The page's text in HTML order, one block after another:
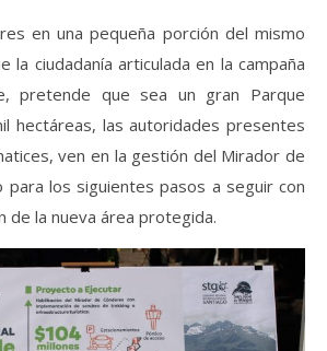
en una pequeña porción del mismo
la ciudadanía articulada en la campaña
pretende que sea un gran Parque
hectáreas, las autoridades presentes
ven en la gestión del Mirador de
para los siguientes pasos a seguir con
de la nueva área protegida.